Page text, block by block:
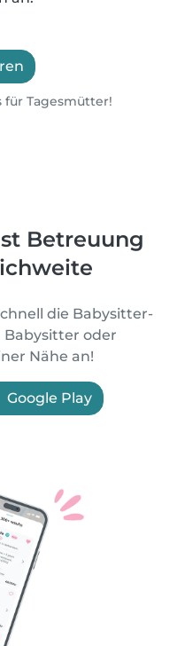
für Tagesmütter!
Betreuung
die Babysitter-
oder
Nähe an!
Google Play